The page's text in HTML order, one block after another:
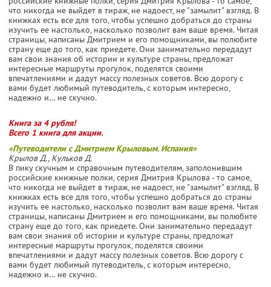
что никогда не выйдет в тираж, не надоест, не "замылит" взгляд. В
книжках есть все для того, чтобы успешно добраться до страны
изучить ее настолько, насколько позволит вам ваше время. Читая
страницы, написаны Дмитрием и его помощниками, вы полюбите
страну еще до того, как приедете. Они занимательно передадут
вам свои знания об истории и культуре страны, предложат
интересные маршруты прогулок, поделятся своими
впечатлениями и дадут массу полезных советов. Всю дорогу с
вами будет любимый путеводитель, с которым интересно,
надежно и… не скучно.
Книга за 4 рубля!
Всего 1 книга для акции.
«Путеводители с Дмитрием Крыловым. Испания»
Крылов Д., Кульков Д.
В пику скучным и справочным путеводителям, заполонившим
российские книжные полки, серия Дмитрия Крылова - то самое,
что никогда не выйдет в тираж, не надоест, не "замылит" взгляд. В
книжках есть все для того, чтобы успешно добраться до страны
изучить ее настолько, насколько позволит вам ваше время. Читая
страницы, написаны Дмитрием и его помощниками, вы полюбите
страну еще до того, как приедете. Они занимательно передадут
вам свои знания об истории и культуре страны, предложат
интересные маршруты прогулок, поделятся своими
впечатлениями и дадут массу полезных советов. Всю дорогу с
вами будет любимый путеводитель, с которым интересно,
надежно и… не скучно.